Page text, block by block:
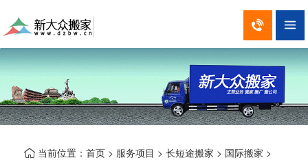
 
 当前位置： 首页 > 服务项目 > 长短途搬家 > 国际搬家 >